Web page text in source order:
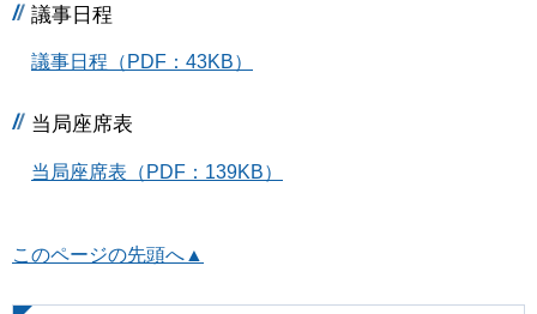
議事日程
議事日程（PDF：43KB）
当局座席表
当局座席表（PDF：139KB）
このページの先頭へ▲